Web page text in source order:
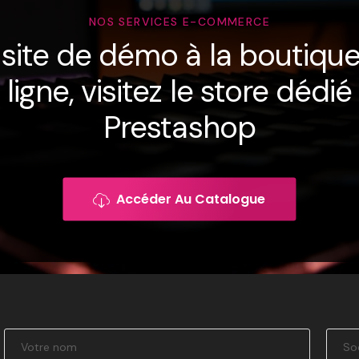
NOS SERVICES E-COMMERCE
de démo à la
ligne, visitez le store dédié
Prestashop
Accéder Au Catalogue